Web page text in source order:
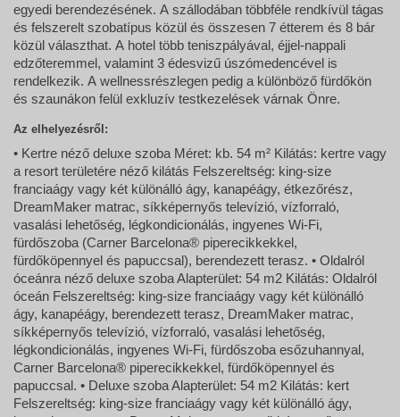
egyedi berendezésének. A szállodában többféle rendkívül tágas
és felszerelt szobatípus közül és összesen 7 étterem és 8 bár
közül választhat. A hotel több teniszpályával, éjjel-nappali
edzőteremmel, valamint 3 édesvizű úszómedencével is
rendelkezik. A wellnessrészlegen pedig a különböző fürdőkön
és szaunákon felül exkluzív testkezelések várnak Önre.
Az elhelyezésről:
• Kertre néző deluxe szoba Méret: kb. 54 m² Kilátás: kertre vagy
a resort területére néző kilátás Felszereltség: king-size
franciaágy vagy két különálló ágy, kanapéágy, étkezőrész,
DreamMaker matrac, síkképernyős televízió, vízforraló,
vasalási lehetőség, légkondicionálás, ingyenes Wi-Fi,
fürdőszoba (Carner Barcelona® piperecikkekkel,
fürdőköpennyel és papuccsal), berendezett terasz. • Oldalról
óceánra néző deluxe szoba Alapterület: 54 m2 Kilátás: Oldalról
óceán Felszereltség: king-size franciaágy vagy két különálló
ágy, kanapéágy, berendezett terasz, DreamMaker matrac,
síkképernyős televízió, vízforraló, vasalási lehetőség,
légkondicionálás, ingyenes Wi-Fi, fürdőszoba esőzuhannyal,
Carner Barcelona® piperecikkekkel, fürdőköpennyel és
papuccsal. • Deluxe szoba Alapterület: 54 m2 Kilátás: kert
Felszereltség: king-size franciaágy vagy két különálló ágy,